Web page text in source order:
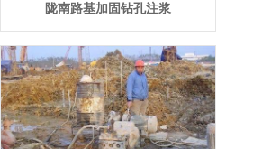
陇南路基加固钻孔注浆